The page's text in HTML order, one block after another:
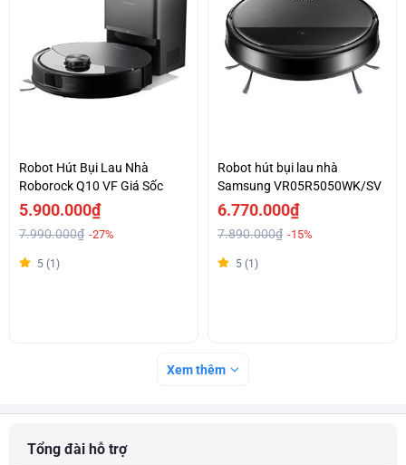
Robot Hút Bụi Lau Nhà
Roborock Q10 VF Giá Sốc
5.900.000₫
7.990.000₫ -27%
5 (1)
Robot hút bụi lau nhà
Samsung VR05R5050WK/SV
6.770.000₫
7.890.000₫ -15%
5 (1)
Xem thêm
Tổng đài hỗ trợ